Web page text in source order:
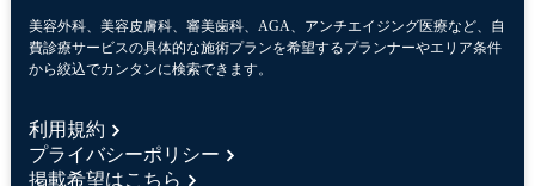
美容外科、美容皮膚科、審美歯科、AGA、アンチエイジング医療など、自
費診療サービスの具体的な施術プランを希望するプランナーやエリア条件
から絞込でカンタンに検索できます。
利用規約
プライバシーポリシー
掲載希望はこちら